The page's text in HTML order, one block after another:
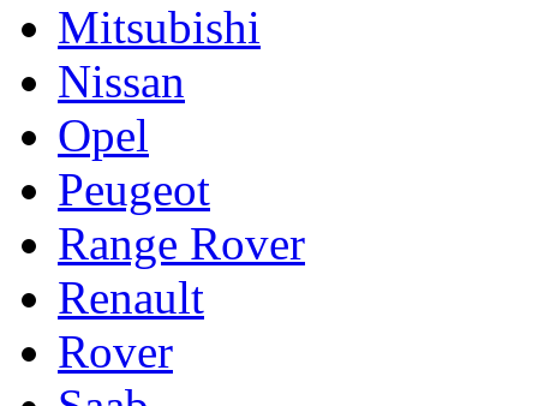
Mitsubishi
Nissan
Opel
Peugeot
Range Rover
Renault
Rover